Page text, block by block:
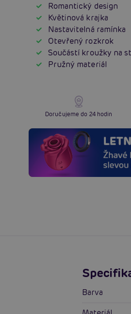
Romantický design
Květinová krajka
Nastavitelná ramínka
Otevřený rozkrok
Součástí kroužky na
Pružný materiál
Doručujeme do 24 hodin
Barva